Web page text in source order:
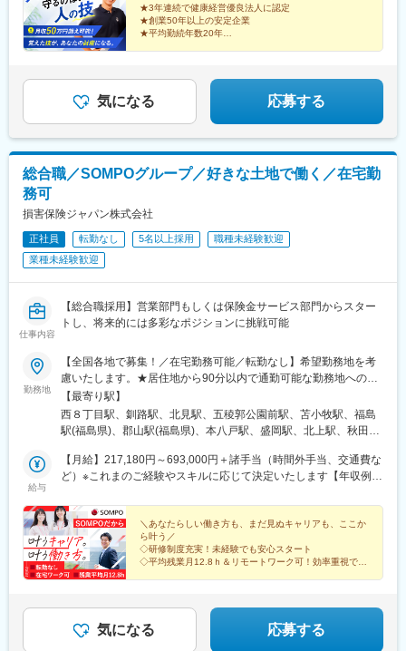
京成八幡駅、流山セントラルパーク駅、野田駅(阪神線)、四天王寺
前夕陽ケ丘駅、大国町駅、森小路駅、昭和町駅(大阪府)、針中野
駅、花園町駅、細井川駅、梅田駅(地下鉄)、守口市駅、市民広場
駅、桃山御陵前駅、黒川駅(愛知県)、大須観音駅、八事日赤駅、新
ケ原駅、明野駅、新鵜沼駅、小泉駅、多治見駅、上呂駅、南草津
駅、手原駅、栗東駅、上所駅、白山駅(新潟県)、高崎駅、境町駅、
新伊勢崎駅、小山駅、東宿郷駅、清陵高校前駅、湯本駅、郡山駅
(熊本県)、厚東駅、梶栗郷台地駅、岩国駅、磯鶏駅、青笹駅、金ケ
崎駅、青森駅、吹越駅、西金沢駅、西泉駅、銀座一丁目駅、新板
橋駅、東銀座駅、さっぽろ駅、仙台駅、虎ノ門ヒルズ駅、新静岡
駅、近鉄名古屋駅、北鉄金沢駅、稲荷町駅(広島県)、櫛田神社前
駅、旭橋駅、住吉駅(東京都)、表参道駅、恵比寿駅、代々木八幡
駅、原宿駅、参宮橋駅、西早稲田駅、麹町駅、東新宿駅、新宿
駅(東京都)、月島駅、茅場町駅、築地駅、三越前駅、新橋駅、中野
新橋駅、下神明駅、新馬場駅、反町駅、鶴見駅、六郷土手駅、高
島町駅、桜木町駅、阪東橋駅、上星川駅、二子新地駅、横須賀
駅、新杉田駅、東千葉駅、市川駅、千葉駅、県庁前駅(千葉県)、東
海神駅、北与野駅、加茂宮駅、谷町九丁目駅、天満橋駅、大阪難
駅(大阪府)、なにわ橋駅、肥後橋駅、阿波座駅、名古屋城駅、大須
観音駅、栄町駅(愛知県)、祇園四条駅、興戸駅、撮影所前駅、蚕ノ
駅、三宮・花時計前駅、岩屋駅(兵庫県)、西鉄福岡駅、小倉駅(福
岡県)、東比恵駅、大野城駅、春日駅(福岡県)、薬院駅、新札幌
駅、すすきの駅、西８丁目駅、西線６条駅、あおば通駅、比治山
橋駅、西川緑道公園駅、県庁通り駅、岡山駅、弥生駅、東中央町
駅、犬山遊園駅、南高崎駅、宇都宮駅東口駅、清原地区市民セン
駅、板橋駅、銀座駅、西４丁目駅、霞ケ関駅(東京都)、七ツ屋駅、
胡町駅、代々木公園駅、代々木駅、新宿駅(東京メトロ)、西新宿五
留駅、東日本橋駅、中野富士見町駅、不動前駅、品川駅、国道
駅、平沼橋駅、日本大通り駅、黄金町駅、横須賀中央駅、市川真
間駅、新千葉駅、与野駅、宮原駅、大江橋駅、三条駅(京都府)、常
盤駅(京都府)、大宮駅(京都府)、旧居留地・大丸前駅、花隈駅、神
戸三宮駅(阪神)、中埠頭駅、春日野道駅(阪神線)、赤坂駅(福岡
台公園駅、柳川駅、常盤駅(岡山県)、大雲寺前駅、鵜沼駅、宇都宮
駅、鹿児島中央駅、水道町駅、下板橋駅
東京都渋谷区南平台町15-13 帝都渋谷ビル6F◆アクセス・本社：
各線「渋谷駅」より徒歩10分京王井の頭線「神泉駅」より徒歩8
分・各事業所URL：https://www.cats.co.jp/company/office.php
★3年連続で健康経営優良法人に認定
★創業50年以上の安定企業
★平均勤続年数20年
┗月収100万円以上の実績もあり
気になる 応募する
総合職／SOMPOグループ／好きな土地で働く／在宅勤
務可
損害保険ジャパン株式会社
正社員 転勤なし 5名以上採用
職種未経験歓迎
業種未経験歓迎
仕事内容
【総合職採用】営業部門もしくは保険金サービス部門からスター
トし、将来的には多彩なポジションに挑戦可能
勤務地
【全国各地で募集！／在宅勤務可能／転勤なし】希望勤務地を考
慮いたします。★居住地から90分以内で通勤可能な勤務地への配
属★★リモートワーク可★※頻度は事業所により異なります＜勤務
地域＞※具体的な勤務地は、勤務地一覧をご確認ください。【営業
部門】北海道、青森県、岩手県、秋田県、宮城県、山形県、福島
県、山梨県、静岡県、愛知県、岐阜県、新潟県、長野県、富山
県、福井県、大阪府、兵庫県、京都府、滋賀県、奈良県、和歌山
県、宮崎県、沖縄県【保険金サービス部門】北海道、青森県、岩
手県、秋田県、宮城県、山形県、福島県、茨城県、東京都、神奈
川県、埼玉県、千葉県、山梨県、静岡県、愛知県、新潟県、長野
県、石川県、富山県、大阪府、兵庫県、京都府、滋賀県、奈良
県、香川県、徳島県、愛媛県、高知県、福岡県、宮崎県、鹿児島
【最寄り駅】
西８丁目駅、釧路駅、北見駅、五稜郭公園前駅、苫小牧駅、福島
駅(福島県)、郡山駅(福島県)、本八戸駅、盛岡駅、北上駅、秋田
町駅、会津若松駅、いわき駅、中野駅(東京都)、日本橋駅(東京
都)、立川北駅、府中駅(東京都)、吉祥寺駅、京王八王子駅、大宮
駅、柏駅、成田駅、元町・中華街駅、みなとみらい駅、海老名駅
(相鉄・小田急)、石上駅、土浦駅、宇都宮駅、中央前橋駅、甲府
駅、河口湖駅、新静岡駅、沼津駅、新浜松駅、久屋大通駅、伏見
駅(愛知県)、豊橋駅、東岡崎駅、安城駅、美濃太田駅、名鉄岐阜
駅、大垣駅、長岡駅、高田駅(新潟県)、新潟駅、権堂駅、西松本
(兵庫県)、四条駅(京都市営)、石場駅、新大宮駅、和歌山駅、紙屋
町東駅、湯田温泉駅、片原町駅(香川県)、大橋通駅、平和通駅、大
給与
【月給】217,180円～693,000円＋諸手当（時間外手当、交通費な
ど）※これまのご経験やスキルに応じて決定いたします【年収例】
＼あなたらしい働き方も、まだ見ぬキャリアも、ここか
ら叶う／
◇研修制度充実！未経験でも安心スタート
◇平均残業月12.8ｈ＆リモートワーク可！効率重視で働
気になる 応募する